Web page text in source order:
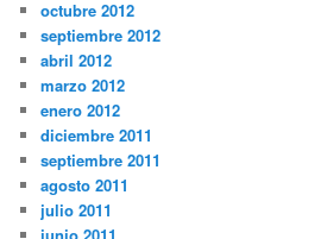
octubre 2012
septiembre 2012
abril 2012
marzo 2012
enero 2012
diciembre 2011
septiembre 2011
agosto 2011
julio 2011
junio 2011